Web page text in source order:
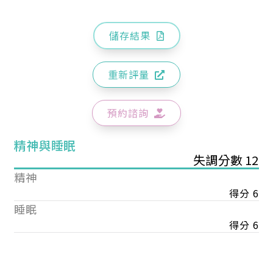
儲存結果
重新評量
預約諮詢
精神與睡眠
失調分數 12
精神
得分 6
睡眠
得分 6